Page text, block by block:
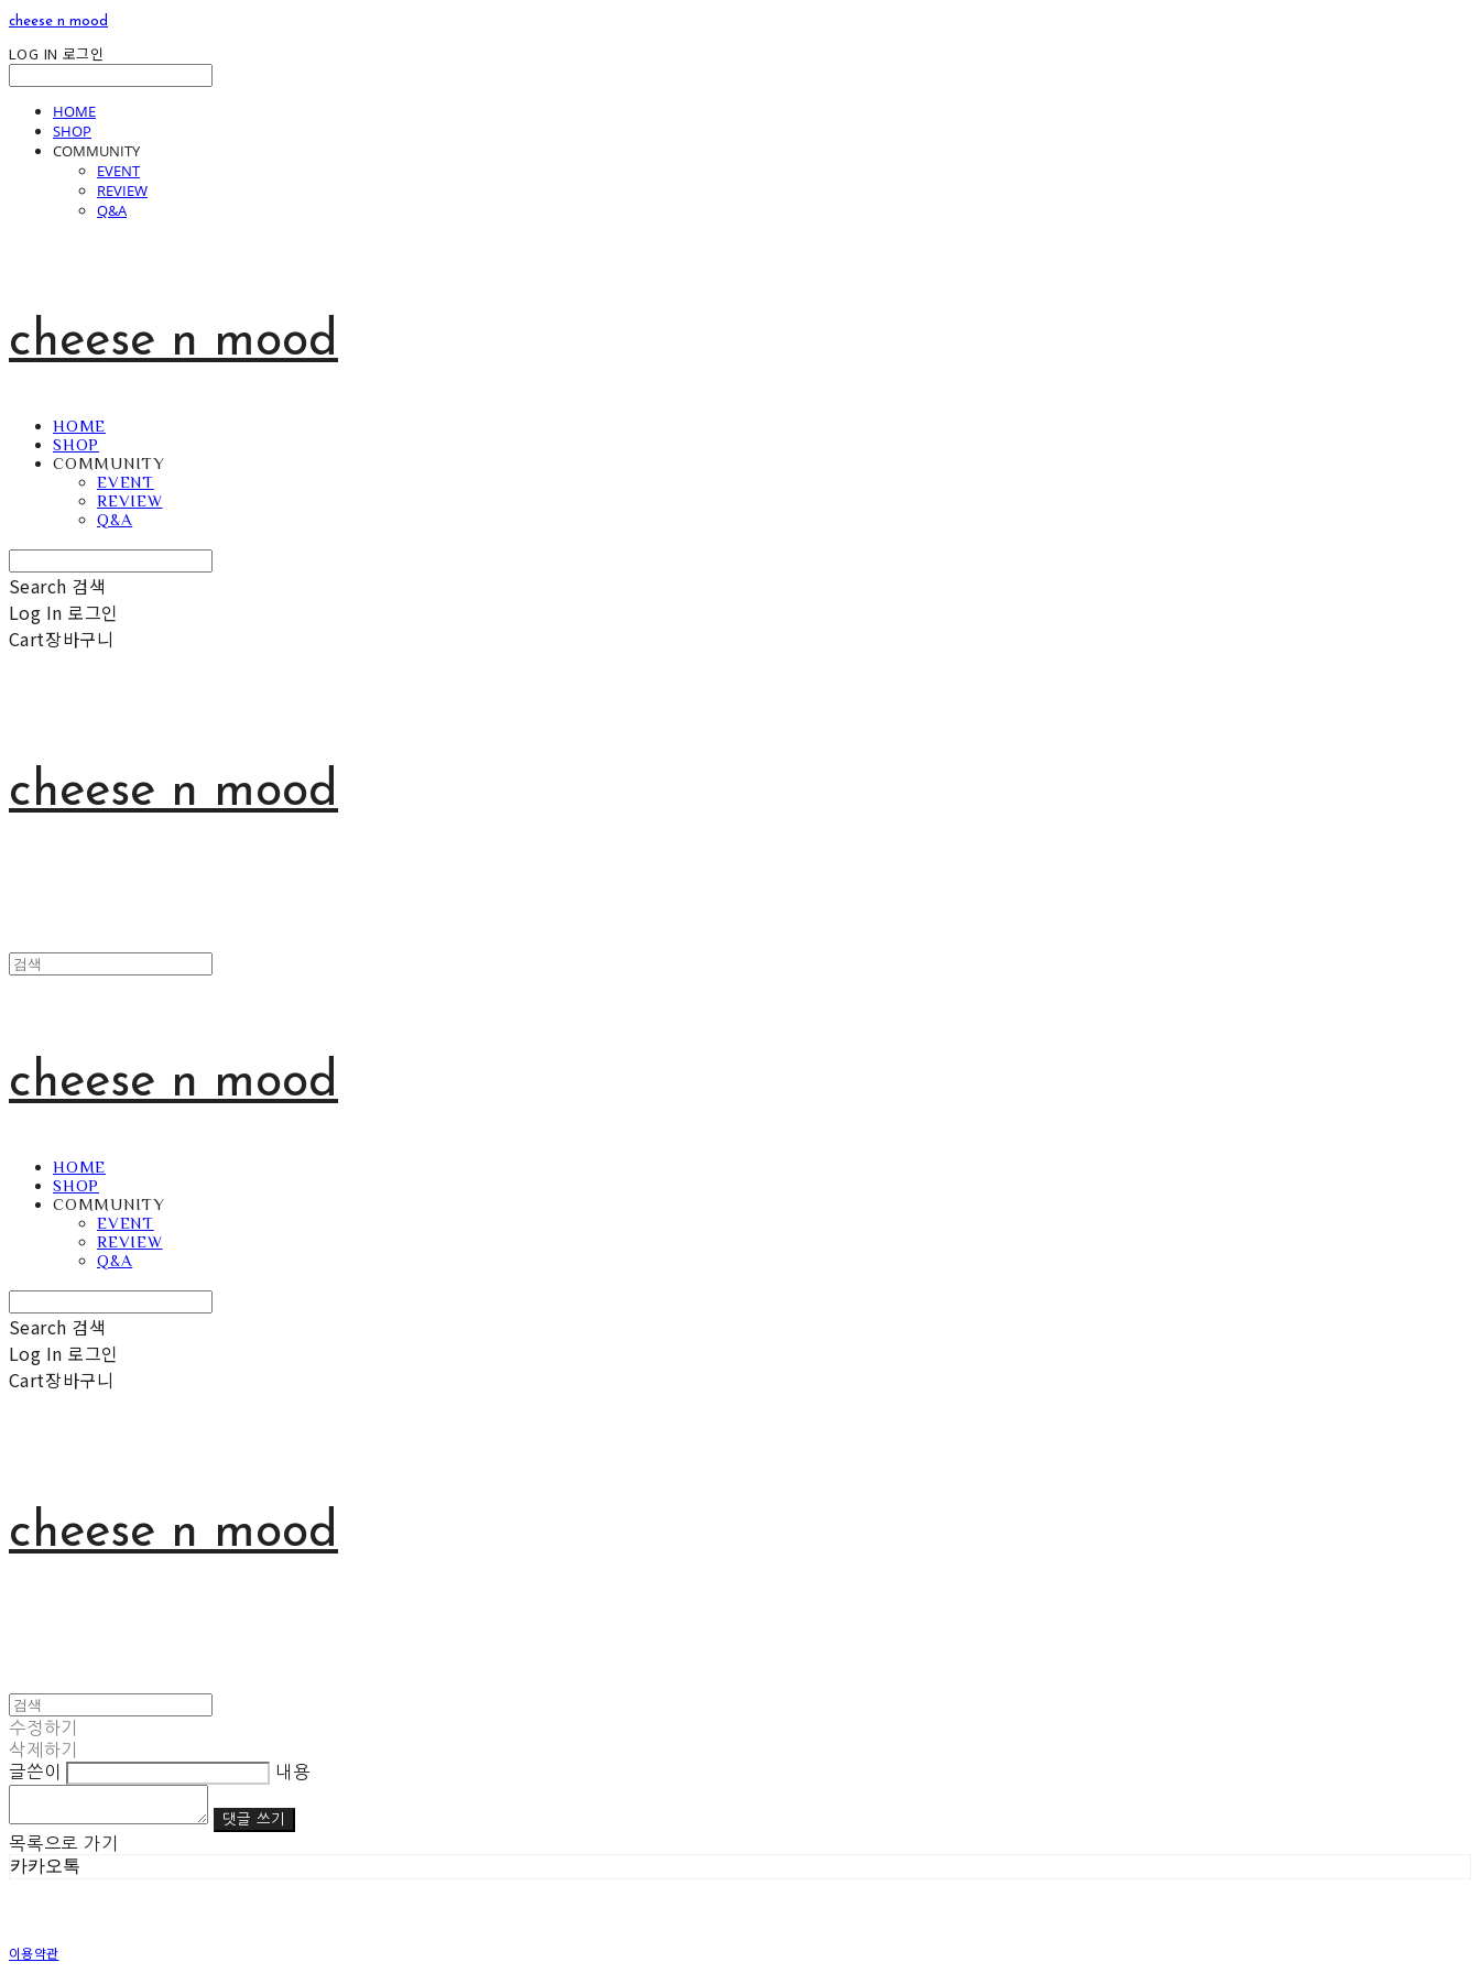
cheese n mood
LOG IN 로그인
HOME
SHOP
COMMUNITY
EVENT
REVIEW
Q&A
cheese n mood
HOME
SHOP
COMMUNITY
EVENT
REVIEW
Q&A
Search 검색
Log In 로그인
Cart장바구니
cheese n mood
cheese n mood
HOME
SHOP
COMMUNITY
EVENT
REVIEW
Q&A
Search 검색
Log In 로그인
Cart장바구니
cheese n mood
수정하기
삭제하기
글쓴이
내용
댓글 쓰기
목록으로 가기
카카오톡
이용약관